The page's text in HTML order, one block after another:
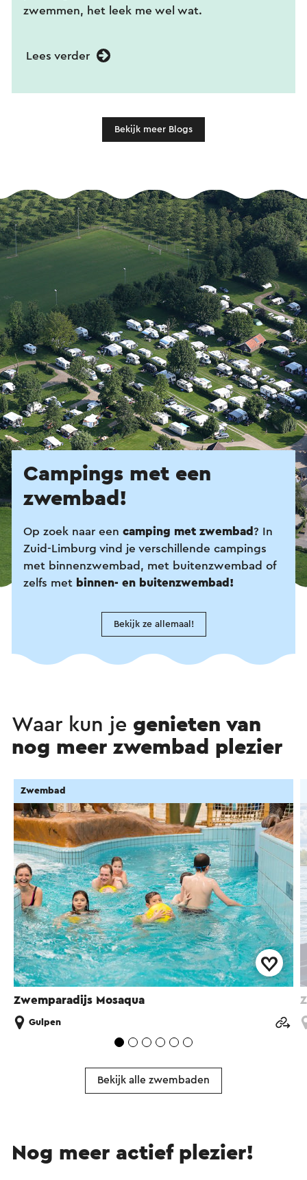
zwemmen, het leek me wel wat.
Lees verder
Bekijk meer Blogs
Campings met een
zwembad!
Op zoek naar een camping met zwembad ? In
Zuid-Limburg vind je verschillende campings
met binnenzwembad, met buitenzwembad of
zelfs met binnen- en buitenzwembad!
Bekijk ze allemaal!
Waar kun je genieten van
nog meer zwembad plezier
Zwemparadijs Mosaqua
Zwembad
Gulpen
Bekijk alle zwembaden
Nog meer actief plezier!